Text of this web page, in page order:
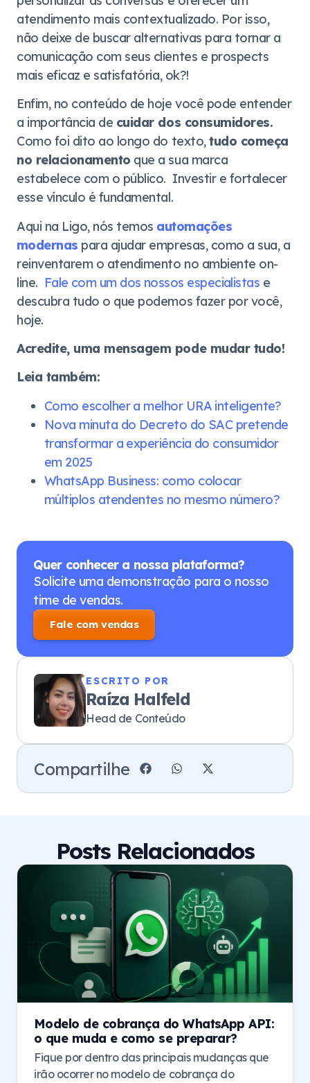
atendimento mais contextualizado. Por isso,
não deixe de buscar alternativas para tornar a
comunicação com seus clientes e prospects
mais eficaz e satisfatória, ok?!
Enfim, no conteúdo de hoje você pode entender
a importância de cuidar dos consumidores.
Como foi dito ao longo do texto,tudo começa
no relacionamento que a sua marca
estabelece com o público. Investir e fortalecer
esse vínculo é fundamental.
Aqui na Ligo, nós temos automações
modernas para ajudar empresas, como a sua, a
reinventarem o atendimento no ambiente on-
line. Fale com um dos nossos especialistas e
descubra tudo o que podemos fazer por você,
hoje.
Acredite, uma mensagem pode mudar tudo!
Leia também:
Como escolher a melhor URA inteligente?
Nova minuta do Decreto do SAC pretende
transformar a experiência do consumidor
em 2025
WhatsApp Business: como colocar
múltiplos atendentes no mesmo número?
Quer conhecer a nossa plataforma?
Solicite uma demonstração para o nosso
time de vendas.
Fale com vendas
ESCRITO POR
Raíza Halfeld
Head de Conteúdo
Compartilhe
Posts Relacionados
Modelo de cobrança do WhatsApp API:
o que muda e como se preparar?
Fique por dentro das principais mudanças que
irão ocorrer no modelo de cobrança do